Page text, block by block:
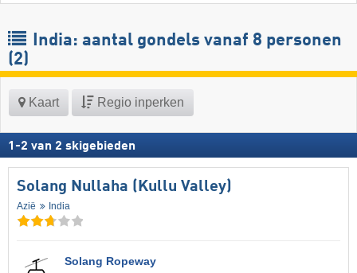
India: aantal gondels vanaf 8 personen
(2)
Kaart Regio inperken
1 -2 van 2 skigebieden
Solang Nullaha (Kullu Valley)
Azië India
Solang Ropeway